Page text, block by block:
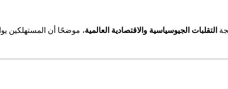
التقلبات الجيوسياسية والاقتصادية العالمية، موضحًا أن المستهلكين